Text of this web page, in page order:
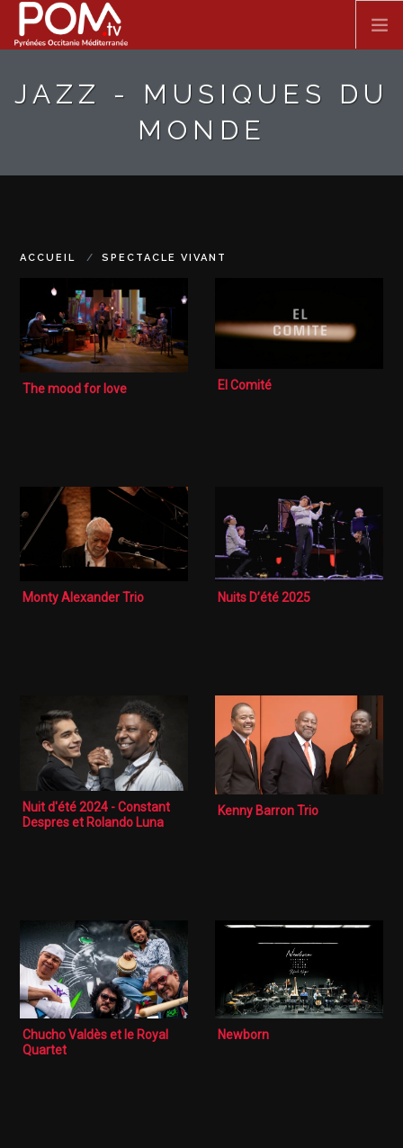
ACCUEIL
SPECTACLE VIVANT
SÉRIES
JAZZ - MUSIQUES DU
MONDE
ACCUEIL SPECTACLE VIVANT
The mood for love El Comité
Monty Alexander Trio Nuits D’été 2025
Nuit d'été 2024 - Constant
Despres et Rolando Luna
Kenny Barron Trio
Chucho Valdès et le Royal
Quartet
Newborn